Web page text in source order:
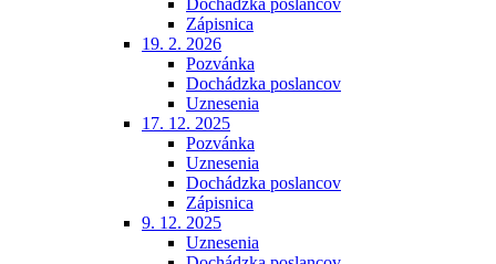
Dochádzka poslancov
Zápisnica
19. 2. 2026
Pozvánka
Dochádzka poslancov
Uznesenia
17. 12. 2025
Pozvánka
Uznesenia
Dochádzka poslancov
Zápisnica
9. 12. 2025
Uznesenia